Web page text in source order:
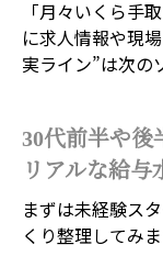
「月々いくら手
に求人情報や現
実ライン”は次の
30代前半や後
リアルな給与
まずは未経験ス
くり整理してみま